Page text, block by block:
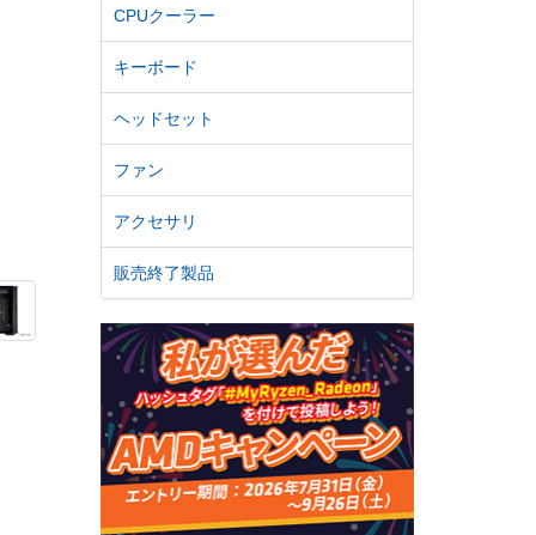
CPUクーラー
キーボード
ヘッドセット
ファン
アクセサリ
販売終了製品